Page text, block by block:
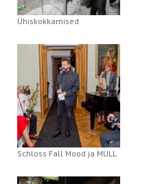
Ühiskokkamised
Schloss Fall Mood ja MULL